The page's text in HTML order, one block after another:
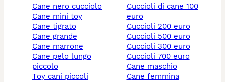
cane nero cucciolo
cane mini toy
cane tigrato
cane grande
cane marrone
cane pelo lungo
piccolo
toy cani piccoli
cuccioli di cane 100
euro
cuccioli 200 euro
cuccioli 500 euro
cuccioli 300 euro
cuccioli 700 euro
cane maschio
cane femmina